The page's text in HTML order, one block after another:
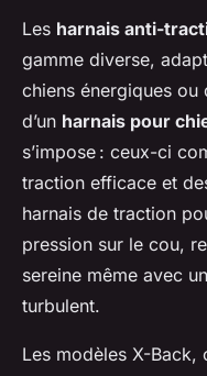
Les harnais anti-
gamme diverse,
chiens énergiques
d’un harnais pour
s’impose : ceux-ci
traction efficace et
harnais de traction
pression sur le cou,
sereine même avec
turbulent.
Les modèles X-Back,